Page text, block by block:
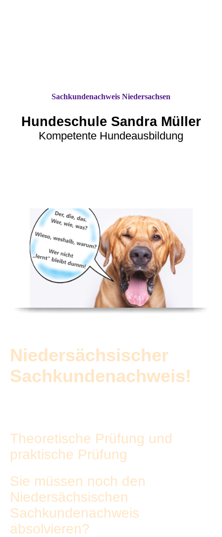
Hundeschule Sandra Müller
Kompetente Hundeausbildung
Sachkundenachweis Niedersachsen
Niedersächsischer
Sachkundenachweis!
Theoretische Prüfung und
praktische Prüfung
Sie müssen noch den
Niedersächsischen
Sachkundenachweis
absolvieren?